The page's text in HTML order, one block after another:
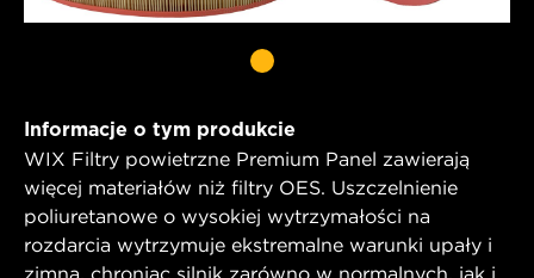
Informacje o tym produkcie
WIX Filtry powietrzne Premium Panel zawierają
więcej materiałów niż filtry OES. Uszczelnienie
poliuretanowe o wysokiej wytrzymałości na
rozdarcia wytrzymuje ekstremalne warunki upały i
zimna, chroniąc silnik zarówno w normalnych, jak i